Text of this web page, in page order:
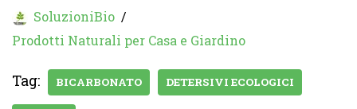
SoluzioniBio
Prodotti Naturali per Casa e Giardino
Tag: BICARBONATO DETERSIVI ECOLOGICI